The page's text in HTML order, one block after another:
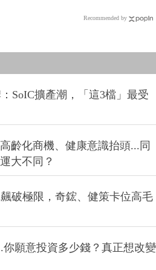
Recommended by
SoIC擴產潮，「這3檔」最受
齡化商機、健康意識抬頭...同
大不同？
破極限，奇鋐、健策卡位高毛
你願意投資多少錢？真正想改變